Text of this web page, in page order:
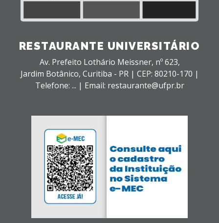
RESTAURANTE UNIVERSITÁRIO
Av. Prefeito Lothário Meissner, nº 623,
Jardim Botânico, Curitiba - PR | CEP: 80210-170 |
Telefone: ... | Email: restaurante@ufpr.br